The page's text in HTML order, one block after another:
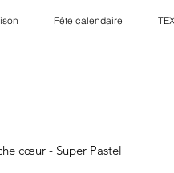
Fête calendaire
cœur - Super Pastel